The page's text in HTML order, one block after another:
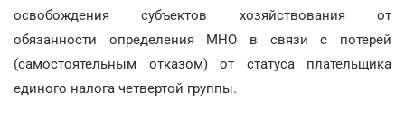
освобождения субъектов хозяйствования от
обязанности определения МНО в связи с потерей
(самостоятельным отказом) от статуса плательщика
единого налога четвертой группы.